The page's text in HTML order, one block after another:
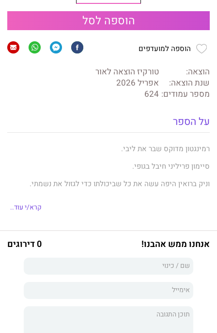
הוספה לסל
הוספה למועדפים
הוצאה:
טורקיז הוצאה לאור
שנת הוצאה:
אפריל 2026
מספר עמודים: 624
על הספר
רמינגטון מדוקס שבר את ליבי.
סיימון פריליני חיבל בגופי.
וניק ברואין היפה עשה את כל שביכולתו כדי לגזול את נשמתי.
המאבקים האמיתיים המתרחשים בפורסיית. המערכה נגד מורשת
שאנו מנהלים בתוכנו.
הדוכסים שלי הפכו ללוחמים מיומנים, אבל פורסיית זקוקה ליותר
למענם. זעמה של פורסיית יבער בעוצמה שתמיס את הכלוב שלי.
קרא/י עוד..
אנחנו ממש אהבנו! 0 דירוגים